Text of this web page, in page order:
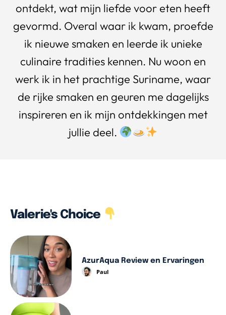
ontdekt, wat mijn liefde voor eten heeft
gevormd. Overal waar ik kwam, proefde
ik nieuwe smaken en leerde ik unieke
culinaire tradities kennen. Nu woon en
werk ik in het prachtige Suriname, waar
de rijke smaken en geuren me dagelijks
inspireren en ik mijn ontdekkingen met
jullie deel.
Valerie's Choice
AzurAqua Review en Ervaringen
Paul